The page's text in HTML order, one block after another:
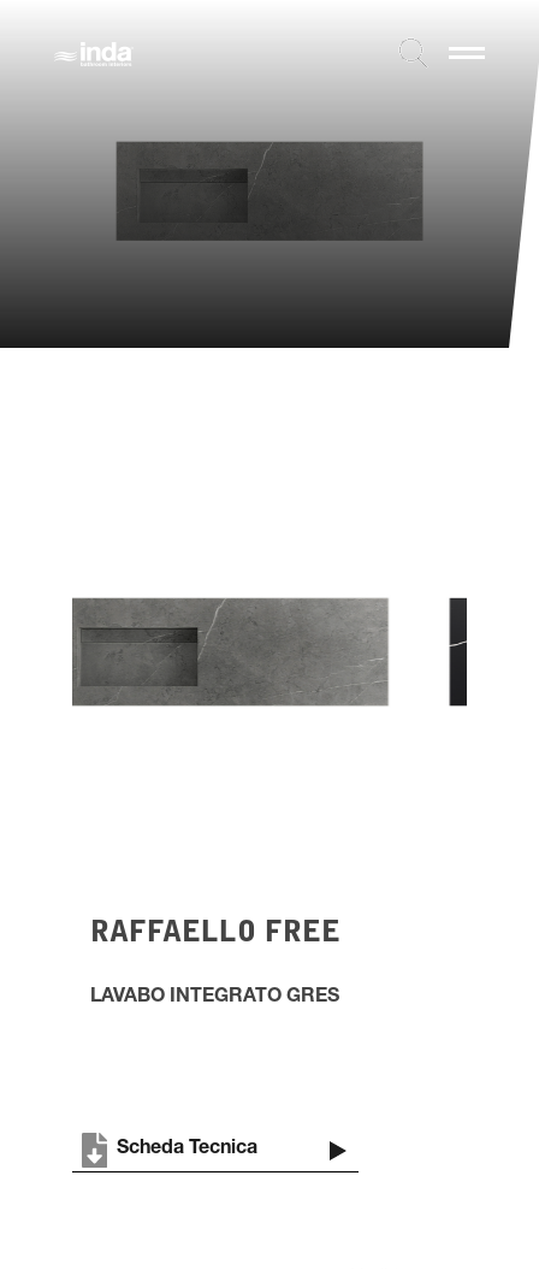
RAFFAELLO FREE
LAVABO INTEGRATO GRES
Scheda Tecnica